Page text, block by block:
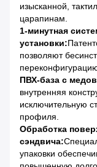
изысканной,
царапинам.
1-минутная
установки:
позволяют
ПВХ-база с
внутренняя
исключительную
профиля.
Обработка
сэндвича:
упаковки